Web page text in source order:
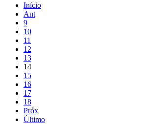
Início
Ant
9
10
11
12
13
14
15
16
17
18
Próx
Último